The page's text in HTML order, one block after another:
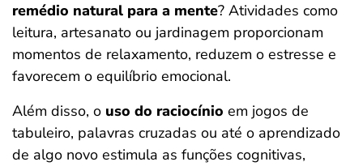
remédio natural para a mente? Atividades como
leitura, artesanato ou jardinagem proporcionam
momentos de relaxamento, reduzem o estresse e
favorecem o equilíbrio emocional.
Além disso, o uso do raciocínio em jogos de
tabuleiro, palavras cruzadas ou até o aprendizado
de algo novo estimula as funções cognitivas,